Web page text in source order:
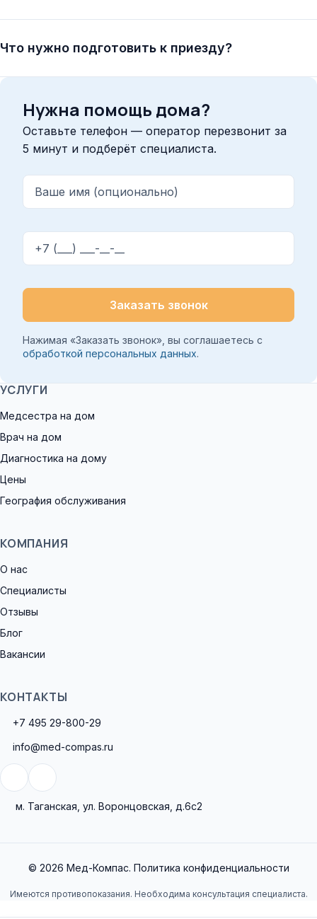
Что нужно подготовить к приезду?
Нужна помощь дома?
Оставьте телефон — оператор перезвонит за
5 минут и подберёт специалиста.
Ваше имя (опционально)
Телефон
Заказать звонок
Нажимая «Заказать звонок», вы соглашаетесь с
обработкой персональных данных.
УСЛУГИ
Медсестра на дом
Врач на дом
Диагностика на дому
Цены
География обслуживания
КОМПАНИЯ
О нас
Специалисты
Отзывы
Блог
Вакансии
КОНТАКТЫ
+7 495 29-800-29
info@med-compas.ru
м. Таганская, ул. Воронцовская, д.6с2
© 2026 Мед-Компас. Политика конфиденциальности
Имеются противопоказания. Необходима консультация специалиста.